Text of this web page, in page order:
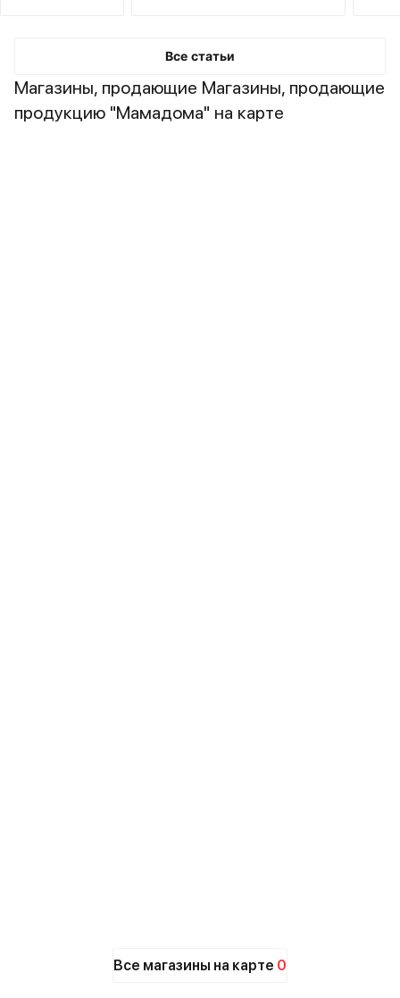
Все статьи
Магазины, продающие Магазины, продающие
продукцию "Мамадома" на карте
Все магазины на карте 0